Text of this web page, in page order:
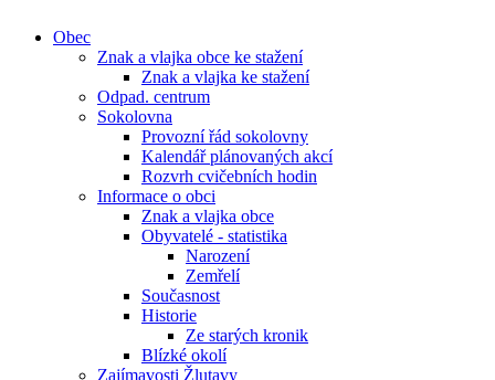
Obec
Znak a vlajka obce ke stažení
Znak a vlajka ke stažení
Odpad. centrum
Sokolovna
Provozní řád sokolovny
Kalendář plánovaných akcí
Rozvrh cvičebních hodin
Informace o obci
Znak a vlajka obce
Obyvatelé - statistika
Narození
Zemřelí
Současnost
Historie
Ze starých kronik
Blízké okolí
Zajímavosti Žlutavy